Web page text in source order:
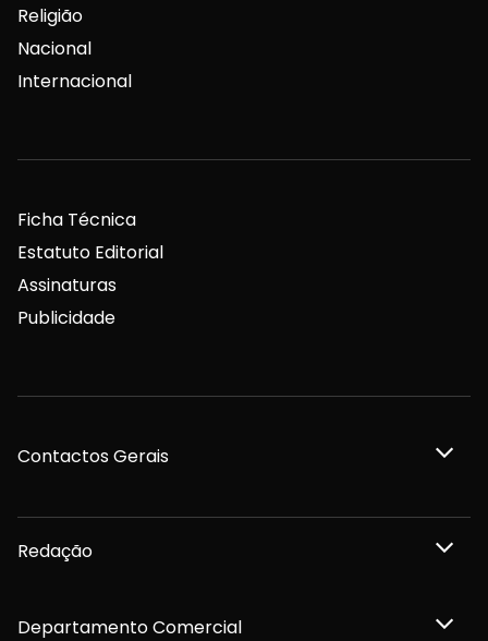
Religião
Nacional
Internacional
Ficha Técnica
Estatuto Editorial
Assinaturas
Publicidade
Contactos Gerais
Redação
Departamento Comercial